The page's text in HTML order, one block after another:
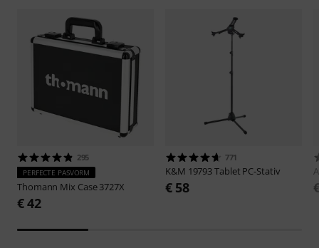
295
PERFECTE PASVORM
Thomann Mix Case 3727X
€ 42
771
K&M 19793 Tablet PC-Stativ
€ 58